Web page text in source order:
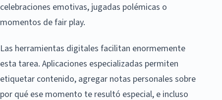
celebraciones emotivas, jugadas polémicas o
momentos de fair play.
Las herramientas digitales facilitan enormemente
esta tarea. Aplicaciones especializadas permiten
etiquetar contenido, agregar notas personales sobre
por qué ese momento te resultó especial, e incluso